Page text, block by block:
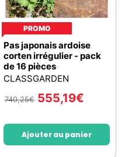
PROMO
Pas japonais ardoise
corten irrégulier - pack
de 16 pièces
CLASSGARDEN
740,25€ 555,19€
Ajouter au panier